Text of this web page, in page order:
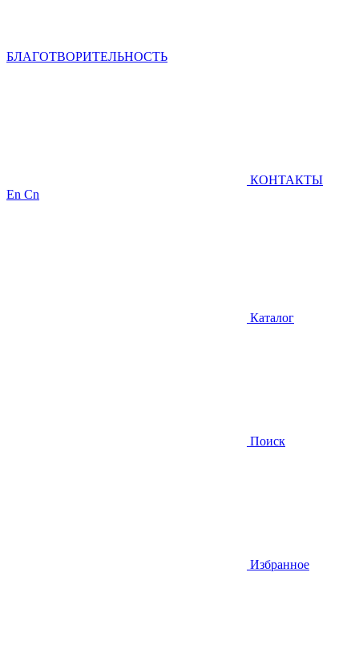
БЛАГОТВОРИТЕЛЬНОСТЬ
КОНТАКТЫ
En Cn
Каталог
Поиск
Избранное